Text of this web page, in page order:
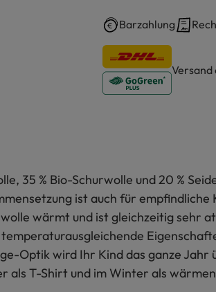
Barzahlung
Versand
35 % Bio-Schurwolle und 20 %
ist auch für
wärmt und ist gleichzeitig sehr
Optik wird Ihr Kind das ganze
als T-Shirt und im Winter als